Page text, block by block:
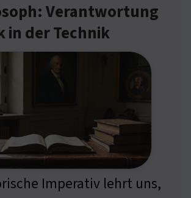
Verantwortung
in der Technik
Imperativ lehrt uns,